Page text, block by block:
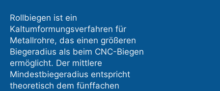
Rollbiegen ist ein
Kaltumformungsverfahren für
Metallrohre, das einen größeren
Biegeradius als beim CNC-Biegen
ermöglicht. Der mittlere
Mindestbiegeradius entspricht
theoretisch dem fünffachen